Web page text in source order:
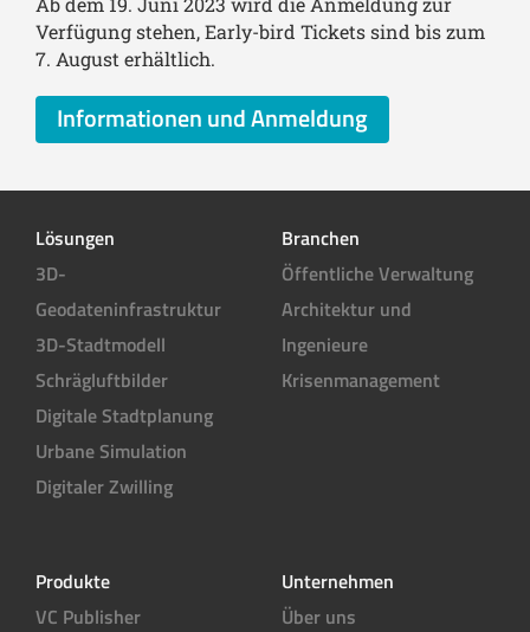
Verfügung stehen, Early-bird Tickets sind bis zum
7. August erhältlich.
Informationen und Anmeldung
Lösungen
3D-
Geodateninfrastruktur
3D-Stadtmodell
Schrägluftbilder
Digitale Stadtplanung
Urbane Simulation
Digitaler Zwilling
Branchen
Öffentliche Verwaltung
Architektur und
Ingenieure
Krisenmanagement
Produkte
VC Publisher
Unternehmen
Über uns